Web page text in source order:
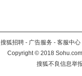
搜狐招聘 - 广告服务 - 客服中心
Copyright©2018
搜狐不良信息举